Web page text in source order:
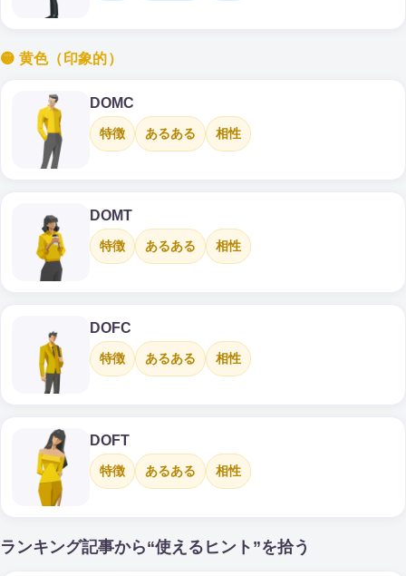
🟡 黄色（印象的）
DOMC
特徴 あるある 相性
DOMT
特徴 あるある 相性
DOFC
特徴 あるある 相性
DOFT
特徴 あるある 相性
ランキング記事から“使えるヒント”を拾う